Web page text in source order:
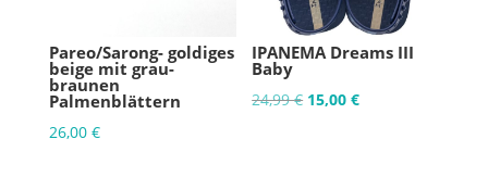
Pareo/Sarong- goldiges
beige mit grau-
braunen
Palmenblättern
26,00 €
IPANEMA Dreams III
Baby
24,99€ Ursprünglicher
15,00€Aktueller